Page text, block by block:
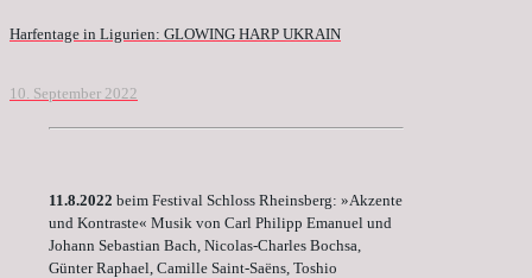
Harfentage in Ligurien: GLOWING HARP UKRAIN
10. September 2022
11.8.2022 beim Festival Schloss Rheinsberg: »Akzente
und Kontraste« Musik von Carl Philipp Emanuel und
Johann Sebastian Bach, Nicolas-Charles Bochsa,
Günter Raphael, Camille Saint-Saëns, Toshio